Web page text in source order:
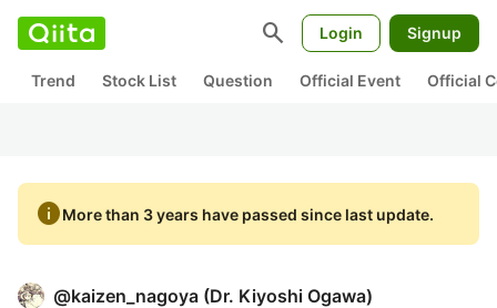
search Login Signup
Trend Stock List Question Official Event Official
infoMore than 3 years have passed since last update.
@kaizen_nagoya (Dr. Kiyoshi Ogawa)